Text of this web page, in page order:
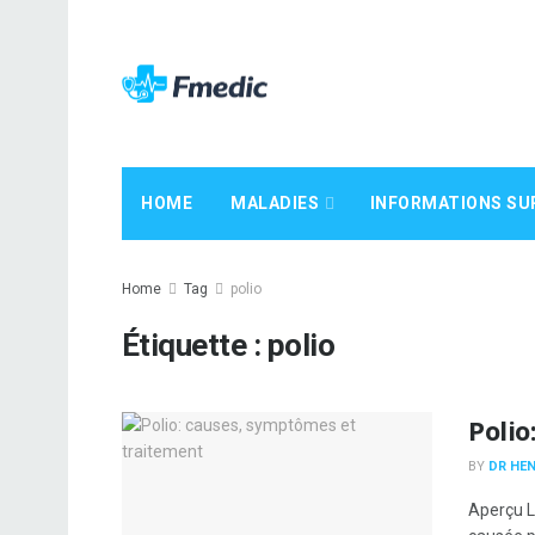
HOME MALADIES INFORMATIONS
Home Tag polio
Étiquette : polio
BY DR
Aperçu